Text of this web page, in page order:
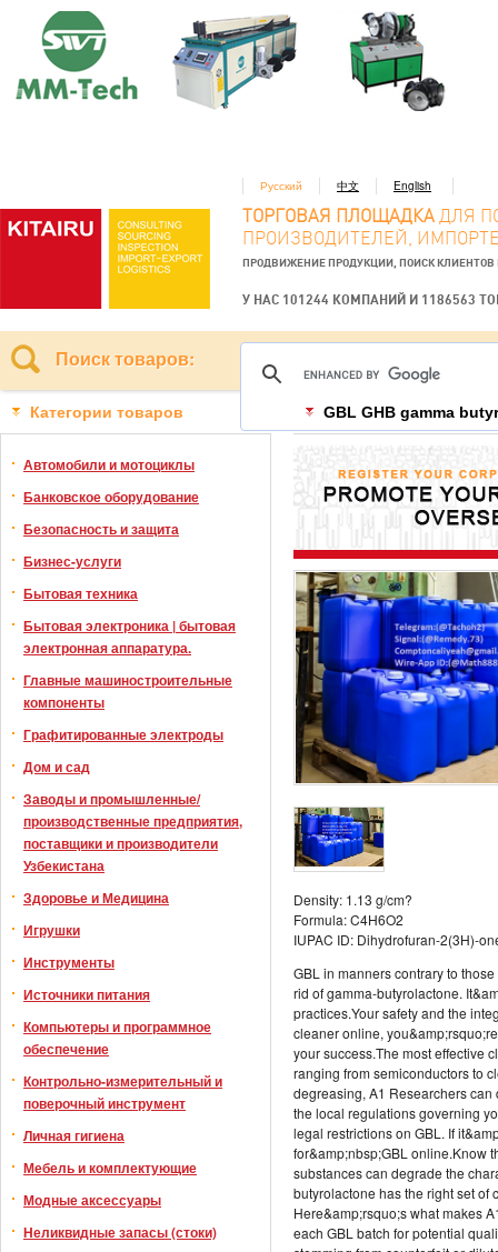
Русский 中文 English
ТОРГОВАЯ ПЛОЩАДКА ДЛЯ
ПРОИЗВОДИТЕЛЕЙ,
ПРОДВИЖЕНИЕ ПРОДУКЦИИ, ПОИСК КЛИЕНТОВ
У НАС 101244 КОМПАНИЙ И 1186563
Поиск товаров:
Категории товаров
Автомобили и мотоциклы
Банковское оборудование
Безопасность и защита
Бизнес-услуги
Бытовая техника
Бытовая электроника | бытовая
электронная аппаратура.
Главные машиностроительные
компоненты
Графитированные электроды
Дом и сад
Заводы и промышленные/
производственные предприятия,
поставщики и производители
Узбекистана
Здоровье и Медицина
Игрушки
Инструменты
Источники питания
Компьютеры и программное
обеспечение
Контрольно-измерительный и
поверочный инструмент
Личная гигиена
Мебель и комплектующие
Модные аксессуары
Неликвидные запасы (стоки)
GBL GHB gamma
Density: 1.13 g/cm?
Formula: C4H6O2
IUPAC ID: Dihydrofuran-2(3H)-
GBL in manners contrary to
rid of gamma-butyrolactone.
practices.Your safety and the
cleaner online,
your success.The most effective
ranging from semiconductors to
degreasing, A1 Researchers
the local regulations governing
legal restrictions on GBL. If
for&amp;nbsp;GBL online.Know
substances can degrade the
butyrolactone has the right set of
Here&amp;rsquo;s what makes
each GBL batch for potential